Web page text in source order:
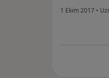
1 Ekim 2017 •